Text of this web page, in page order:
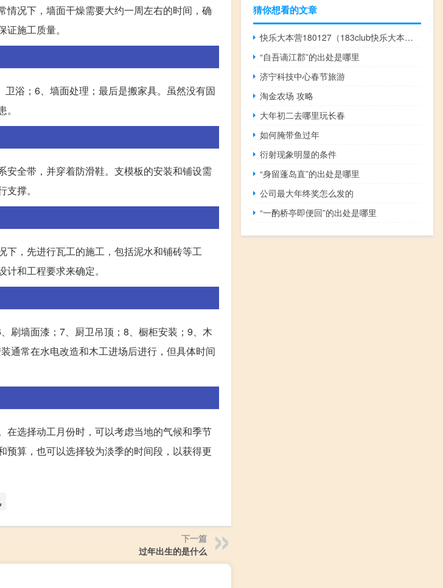
况下，墙面干燥需要大约一周左右的时间，确
施工质量。
浴；6、墙面处理；最后是搬家具。虽然没有固
全带，并穿着防滑鞋。支模板的安装和铺设需
撑。
下，先进行瓦工的施工，包括泥水和铺砖等工
和工程要求来确定。
刷墙面漆；7、厨卫吊顶；8、橱柜安装；9、木
通常在水电改造和木工进场后进行，但具体时间
在选择动工月份时，可以考虑当地的气候和季节
算，也可以选择较为淡季的时间段，以获得更
下一篇
过年出生的是什么
猜你想看的文章
快乐大本营180127（183club快乐大本营）
“自吾谪江郡”的出处是哪里
济宁科技中心春节旅游
淘金农场 攻略
大年初二去哪里玩长春
如何腌带鱼过年
衍射现象明显的条件
“身留蓬岛直”的出处是哪里
公司最大年终奖怎么发的
“一酌桥亭即便回”的出处是哪里